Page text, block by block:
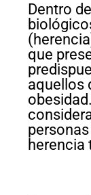
Dentro
que
aquellos
herencia